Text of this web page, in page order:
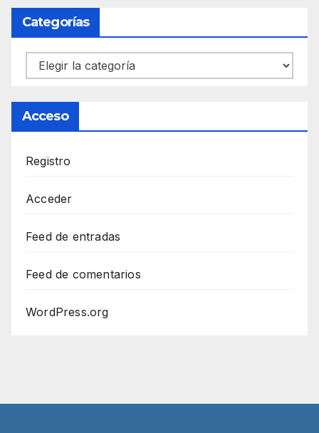
Categorías
Categorías
Acceso
Registro
Acceder
Feed de entradas
Feed de comentarios
WordPress.org